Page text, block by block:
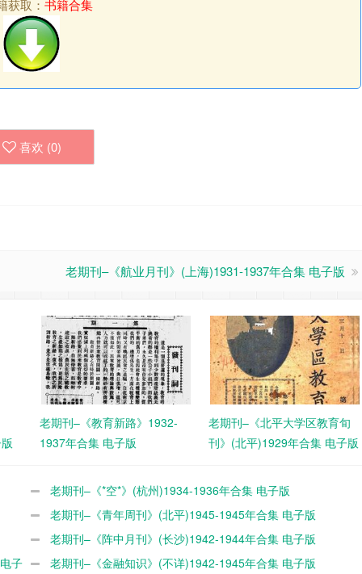
获取： 书籍合集
喜欢 (0)
老期刊–《航业月刊》(上海)1931-1937年合集 电子版
老期刊–《教育新路》1932-
1937年合集 电子版
老期刊–《北平大学区教育旬
刊》(北平)1929年合集 电子版
老期刊–《*空*》(杭州)1934-1936年合集 电子版
老期刊–《青年周刊》(北平)1945-1945年合集 电子版
老期刊–《阵中月刊》(长沙)1942-1944年合集 电子版
子
老期刊–《金融知识》(不详)1942-1945年合集 电子版